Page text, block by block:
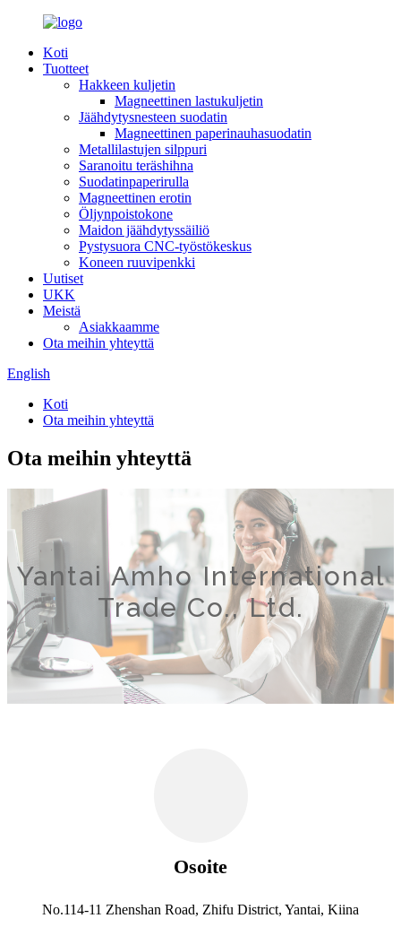
Koti
Tuotteet
Hakkeen kuljetin
Magneettinen lastukuljetin
Jäähdytysnesteen suodatin
Magneettinen paperinauhasuodatin
Metallilastujen silppuri
Saranoitu teräshihna
Suodatinpaperirulla
Magneettinen erotin
Öljynpoistokone
Maidon jäähdytyssäiliö
Pystysuora CNC-työstökeskus
Koneen ruuvipenkki
Uutiset
UKK
Meistä
Asiakkaamme
Ota meihin yhteyttä
English
Koti
Ota meihin yhteyttä
Ota meihin yhteyttä
Yantai Amho International
Trade Co., Ltd.
Osoite
No.114-11 Zhenshan Road, Zhifu District, Yantai, Kiina